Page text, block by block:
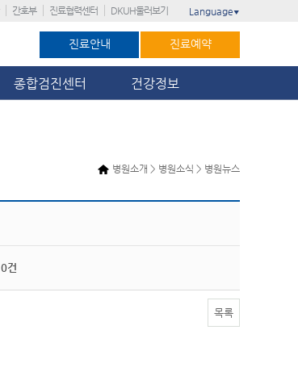
간호부 진료협력센터 DKUH둘러보기 Language ▼
진료안내 진료예약
종합검진센터 건강정보
병원소개 > 병원소식 > 병원뉴스
0건
목록